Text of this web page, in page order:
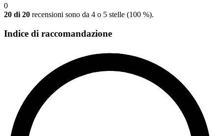
0
20 di 20 recensioni sono da 4 o 5 stelle (100 %).
Indice di raccomandazione